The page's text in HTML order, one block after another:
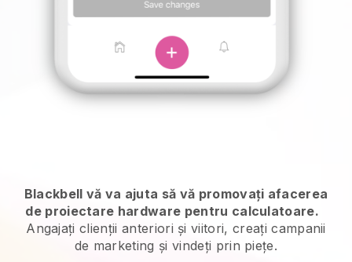
Blackbell vă va ajuta să vă promovați afacerea
de proiectare hardware pentru calculatoare.
Angajați clienții anteriori și viitori, creați campanii
de marketing și vindeți prin piețe.